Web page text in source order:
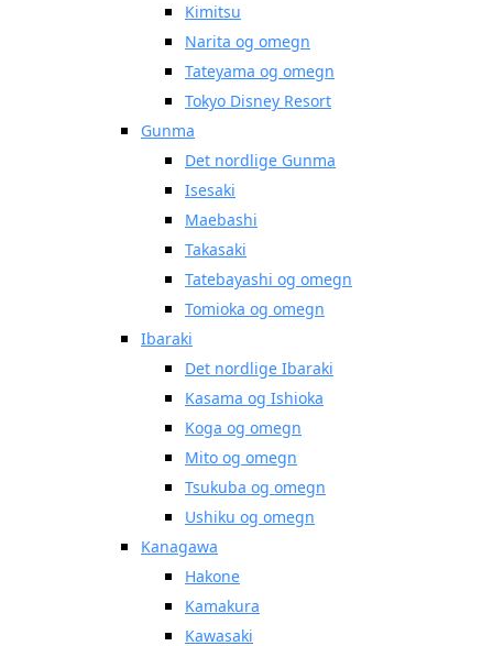
Kimitsu
Narita og omegn
Tateyama og omegn
Tokyo Disney Resort
Gunma
Det nordlige Gunma
Isesaki
Maebashi
Takasaki
Tatebayashi og omegn
Tomioka og omegn
Ibaraki
Det nordlige Ibaraki
Kasama og Ishioka
Koga og omegn
Mito og omegn
Tsukuba og omegn
Ushiku og omegn
Kanagawa
Hakone
Kamakura
Kawasaki